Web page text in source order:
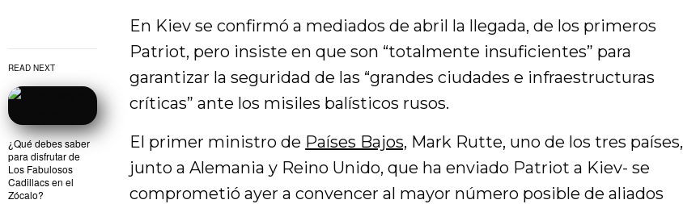
READ NEXT
¿Qué debes saber
para disfrutar de
Los Fabulosos
Cadillacs en el
Zócalo?
En Kiev se confirmó a mediados de abril la llegada, de los primeros
Patriot, pero insiste en que son “totalmente insuficientes” para
garantizar la seguridad de las “grandes ciudades e infraestructuras
críticas” ante los misiles balísticos rusos.
El primer ministro de Países Bajos, Mark Rutte, uno de los tres países,
junto a Alemania y Reino Unido, que ha enviado Patriot a Kiev- se
comprometió ayer a convencer al mayor número posible de aliados